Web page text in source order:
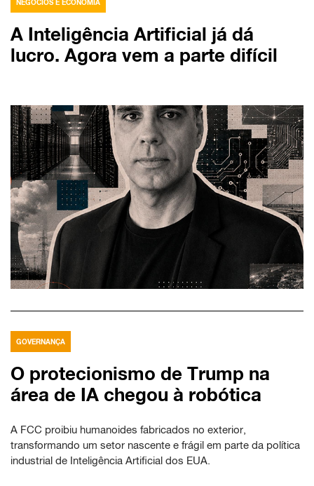
NEGÓCIOS E ECONOMIA
A Inteligência Artificial já dá
lucro. Agora vem a parte difícil
GOVERNANÇA
O protecionismo de Trump na
área de IA chegou à robótica
A FCC proibiu humanoides fabricados no exterior,
transformando um setor nascente e frágil em parte da política
industrial de Inteligência Artificial dos EUA.